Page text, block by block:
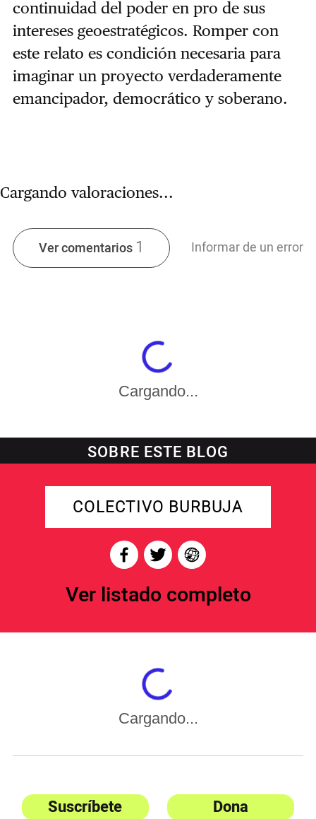
continuidad del poder en pro de sus
intereses geoestratégicos. Romper con
este relato es condición necesaria para
imaginar un proyecto verdaderamente
emancipador, democrático y soberano.
Cargando valoraciones...
Ver comentarios 1 Informar de un error
Cargando...
SOBRE ESTE BLOG
COLECTIVO BURBUJA
Ver listado completo
Cargando...
Suscríbete Dona